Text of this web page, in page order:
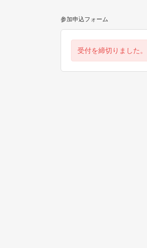
参加申込フォーム
受付を締切りました。